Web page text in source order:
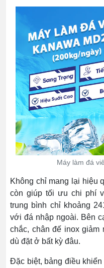
Máy làm đá
Không chỉ mang lại hiệu
còn giúp tối ưu chi phí
trung bình chỉ khoảng
với đá nhập ngoài. Bên
chắc, chân đế inox giảm
dù đặt ở bất kỳ đâu.
Đặc biệt, bảng điều